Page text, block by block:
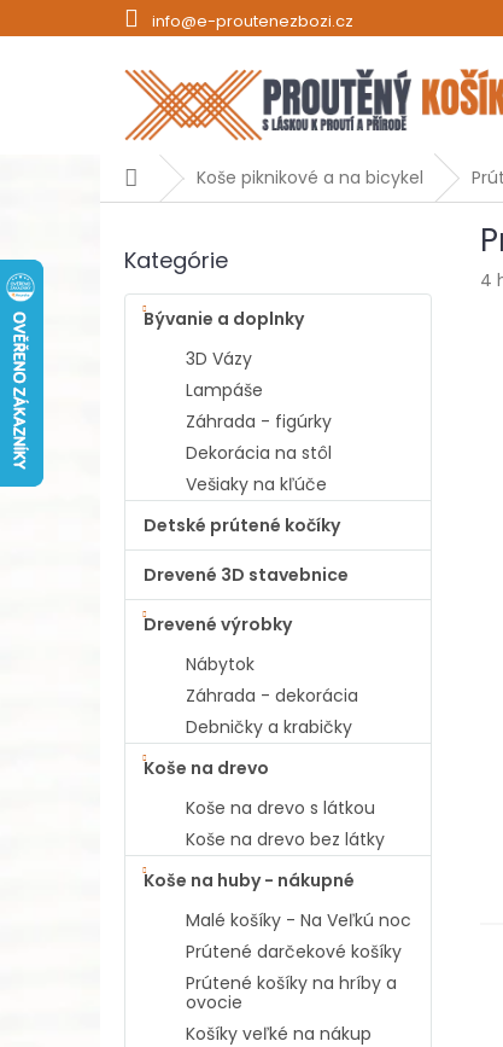
na
info@e-proutenezbozi.cz
DomovKoše piknikové a na bicykel
Preskočiť
kategórie
Kategórie
Bývanie a doplnky
3D Vázy
Lampáše
Záhrada - figúrky
Dekorácia na stôl
Vešiaky na kľúče
Detské prútené kočíky
Drevené 3D stavebnice
Drevené výrobky
Nábytok
Záhrada - dekorácia
Debničky a krabičky
Koše na drevo
Koše na drevo s látkou
Koše na drevo bez látky
Koše na huby - nákupné
Malé košíky - Na Veľkú noc
Prútené darčekové košíky
Prútené košíky na hríby a
ovocie
Košíky veľké na nákup
4